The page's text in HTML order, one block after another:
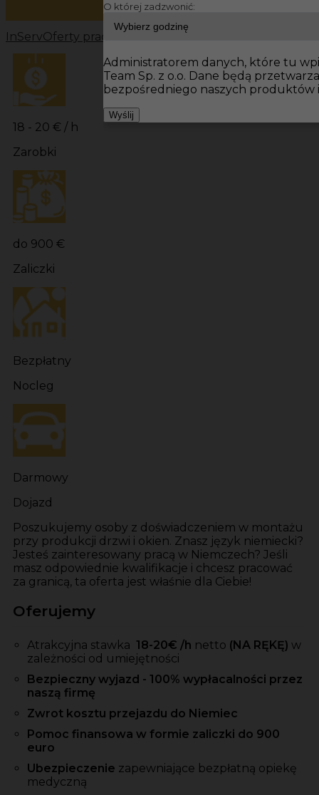
InServOferty pracy Prace wykończeniowe Niemcy
18 - 20 € / h
Zarobki
do 900 €
Zaliczki
Bezpłatny
Nocleg
Darmowy
Dojazd
Poszukujemy osoby z doświadczeniem w montażu
przy produkcji drzwi i okien. Znasz język niemiecki?
Jesteś zainteresowany pracą w Niemczech? Jeśli
masz odpowiednie kwalifikacje i chcesz pracować
za granicą, ta oferta jest właśnie dla Ciebie!
Oferujemy
Atrakcyjna stawka 18-20€ /h netto (NA RĘKĘ) w
zależności od umiejętności
Bezpieczny wyjazd - 100% wypłacalności przez
naszą firmę
Zwrot kosztu przejazdu do Niemiec
Pomoc finansowa w formie zaliczki do 900
euro
Ubezpieczenie zapewniające bezpłatną opiekę
medyczną
O której zadzwonić:
Administratorem danych, które tu
Team Sp. z o.o. Dane będą
bezpośredniego naszych produktów i
Wyślij